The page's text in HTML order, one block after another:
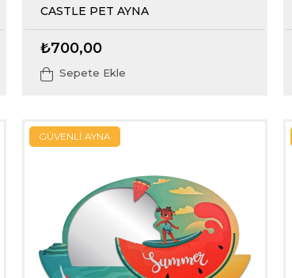
CASTLE PET AYNA
₺700,00
Sepete Ekle
GÜVENLİ AYNA